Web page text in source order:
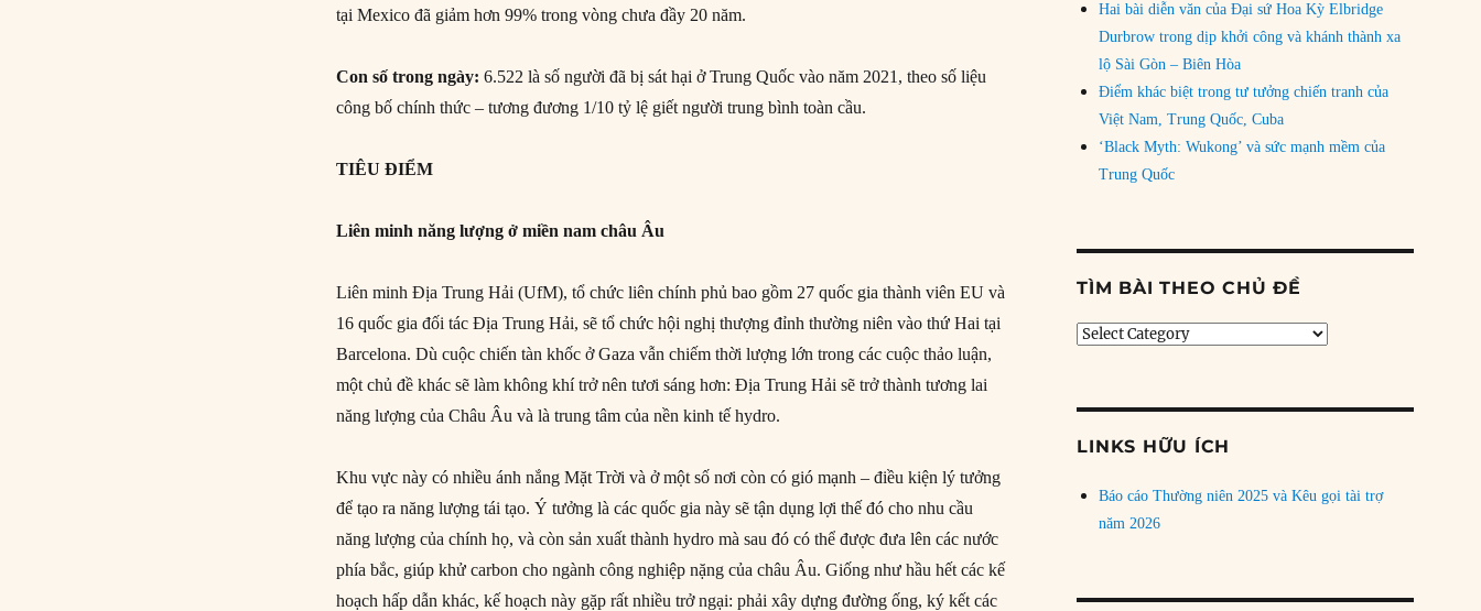
tại Mexico đã giảm hơn 99% trong vòng chưa đầy 20 năm.
Con số trong ngày: 6.522 là số người đã bị sát hại ở Trung Quốc vào năm 2021, theo số liệu
công bố chính thức – tương đương 1/10 tỷ lệ giết người trung bình toàn cầu.
TIÊU ĐIỂM
Liên minh năng lượng ở miền nam châu Âu
Liên minh Địa Trung Hải (UfM), tổ chức liên chính phủ bao gồm 27 quốc gia thành viên EU và
16 quốc gia đối tác Địa Trung Hải, sẽ tổ chức hội nghị thượng đỉnh thường niên vào thứ Hai tại
Barcelona. Dù cuộc chiến tàn khốc ở Gaza vẫn chiếm thời lượng lớn trong các cuộc thảo luận,
một chủ đề khác sẽ làm không khí trở nên tươi sáng hơn: Địa Trung Hải sẽ trở thành tương lai
năng lượng của Châu Âu và là trung tâm của nền kinh tế hydro.
Khu vực này có nhiều ánh nắng Mặt Trời và ở một số nơi còn có gió mạnh – điều kiện lý tưởng
để tạo ra năng lượng tái tạo. Ý tưởng là các quốc gia này sẽ tận dụng lợi thế đó cho nhu cầu
năng lượng của chính họ, và còn sản xuất thành hydro mà sau đó có thể được đưa lên các nước
phía bắc, giúp khử carbon cho ngành công nghiệp nặng của châu Âu. Giống như hầu hết các kế
hoạch hấp dẫn khác, kế hoạch này gặp rất nhiều trở ngại: phải xây dựng đường ống, ký kết các
Hai bài diễn văn của Đại sứ Hoa Kỳ Elbridge
Durbrow trong dịp khởi công và khánh thành xa
lộ Sài Gòn – Biên Hòa
Điểm khác biệt trong tư tưởng chiến tranh của
Việt Nam, Trung Quốc, Cuba
‘Black Myth: Wukong’ và sức mạnh mềm của
Trung Quốc
TÌM BÀI THEO CHỦ ĐỀ
Tìm
LINKS HỮU ÍCH
Báo cáo Thường niên 2025 và Kêu gọi tài trợ
năm 2026